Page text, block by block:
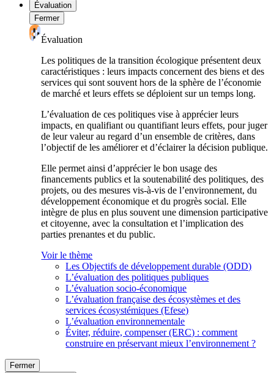
Évaluation
Fermer
Évaluation
Les politiques de la transition écologique présentent deux
caractéristiques : leurs impacts concernent des biens et des
services qui sont souvent hors de la sphère de l’économie
de marché et leurs effets se déploient sur un temps long.
L’évaluation de ces politiques vise à apprécier leurs
impacts, en qualifiant ou quantifiant leurs effets, pour juger
de leur valeur au regard d’un ensemble de critères, dans
l’objectif de les améliorer et d’éclairer la décision publique.
Elle permet ainsi d’apprécier le bon usage des
financements publics et la soutenabilité des politiques, des
projets, ou des mesures vis-à-vis de l’environnement, du
développement économique et du progrès social. Elle
intègre de plus en plus souvent une dimension participative
et citoyenne, avec la consultation et l’implication des
parties prenantes et du public.
Voir le thème
Les Objectifs de développement durable (ODD)
L’évaluation des politiques publiques
L’évaluation socio-économique
L’évaluation française des écosystèmes et des
services écosystémiques (Efese)
L’évaluation environnementale
Éviter, réduire, compenser (ERC) : comment
construire en préservant mieux l’environnement ?
Fermer